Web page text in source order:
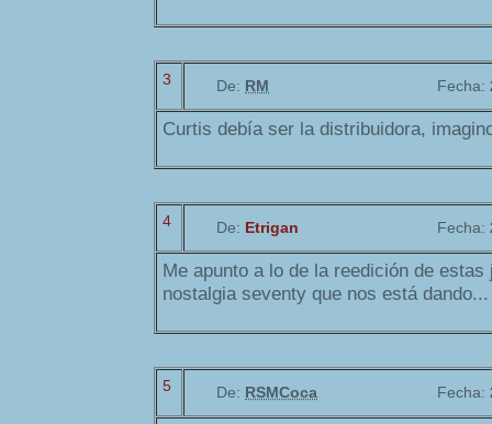
3 De: RM Fecha:
Curtis debía ser la distribuidora,
4 De: Etrigan Fecha:
Me apunto a lo de la reedición de
nostalgia seventy que nos está dando...
5 De: RSMCoca Fecha: